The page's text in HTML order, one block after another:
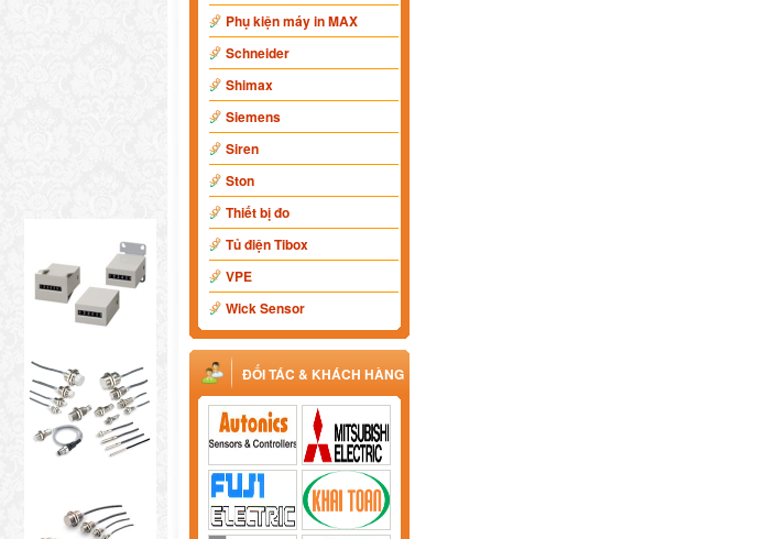
Phụ kiện máy in MAX
Schneider
Shimax
Siemens
Siren
Ston
Thiết bị đo
Tủ điện Tibox
VPE
Wick Sensor
ĐỐI TÁC & KHÁCH HÀNG